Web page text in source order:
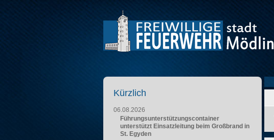
Kürzlich
06.08.2026
Führungsunterstützungscontainer
unterstützt Einsatzleitung beim Großbrand in
St. Egyden